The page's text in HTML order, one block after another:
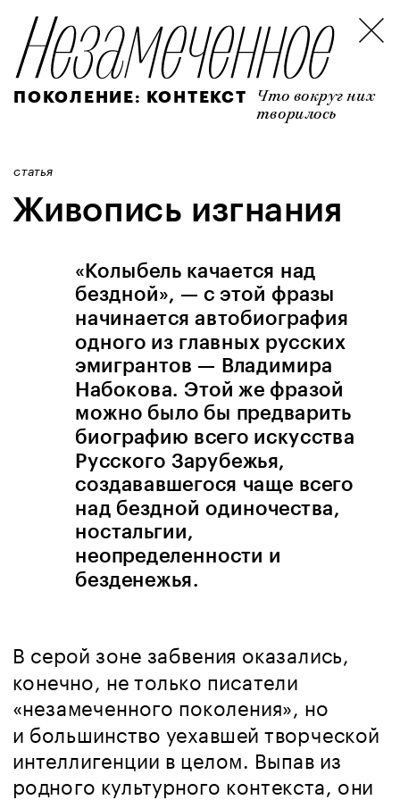
ПОКОЛЕНИЕ: КОНТЕКСТ Что вокруг них
творилось
статья
Живопись изгнания
«Колыбель качается над
бездной», — с этой фразы
начинается автобиография
одного из главных русских
эмигрантов — Владимира
Набокова. Этой же фразой
можно было бы предварить
биографию всего искусства
Русского Зарубежья,
создававшегося чаще всего
над бездной одиночества,
ностальгии,
неопределенности и
безденежья.
В серой зоне забвения оказались,
конечно, не только писатели
«незамеченного поколения», но
и большинство уехавшей творческой
интеллигенции в целом. Выпав из
родного культурного контекста, они